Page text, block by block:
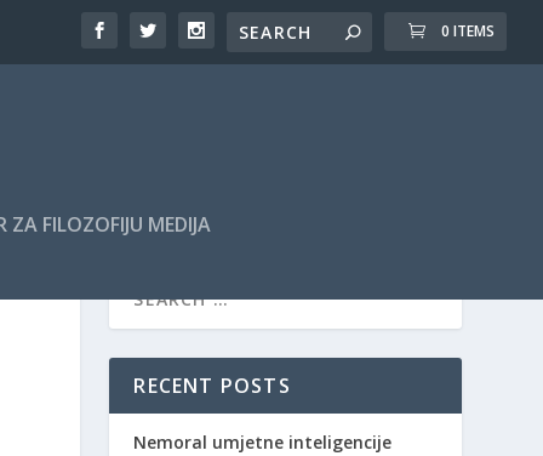
0 ITEMS
ZA FILOZOFIJU MEDIJA
RECENT POSTS
Nemoral umjetne inteligencije